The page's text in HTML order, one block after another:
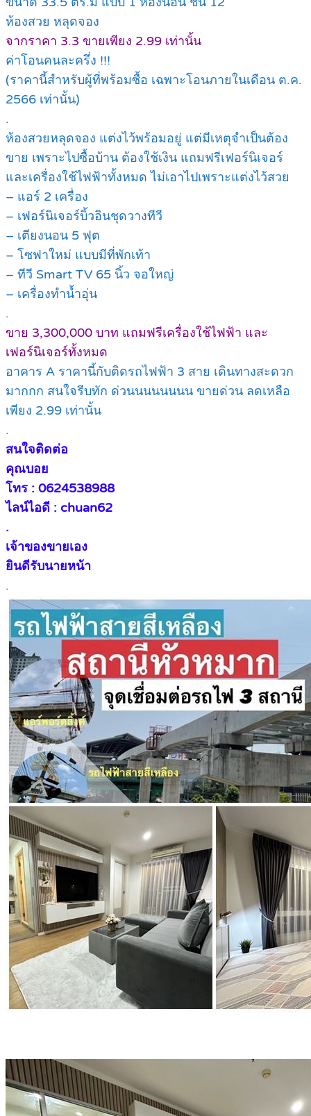
ห้องสวย หลุดจอง
จากราคา 3.3 ขายเพียง 2.99 เท่านั้น
ค่าโอนคนละครึ่ง !!!
(ราคานี้สำหรับผู้ที่พร้อมซื้อ เฉพาะโอนภายในเดือน ต.ค.
2566 เท่านั้น)
.
ห้องสวยหลุดจอง แต่งไว้พร้อมอยู่ แต่มีเหตุจำเป็นต้อง
ขาย เพราะไปซื้อบ้าน ต้องใช้เงิน แถมฟรีเฟอร์นิเจอร์
และเครื่องใช้ไฟฟ้าทั้งหมด ไม่เอาไปเพราะแต่งไว้สวย
– แอร์ 2 เครื่อง
– เฟอร์นิเจอร์บิ้วอินชุดวางทีวี
– เตียงนอน 5 ฟุต
– โซฟาใหม่ แบบมีที่พักเท้า
– ทีวี Smart TV 65 นิ้ว จอใหญ่
– เครื่องทำน้ำอุ่น
.
ขาย 3,300,000 บาท แถมฟรีเครื่องใช้ไฟฟ้า และ
เฟอร์นิเจอร์ทั้งหมด
อาคาร A ราคานี้กับติดรถไฟฟ้า 3 สาย เดินทางสะดวก
มากกก สนใจรีบทัก ด่วนนนนนนนน ขายด่วน ลดเหลือ
เพียง 2.99 เท่านั้น
.
สนใจติดต่อ
คุณบอย
โทร : 0624538988
ไลน์ไอดี : chuan62
.
เจ้าของขายเอง
ยินดีรับนายหน้า
.